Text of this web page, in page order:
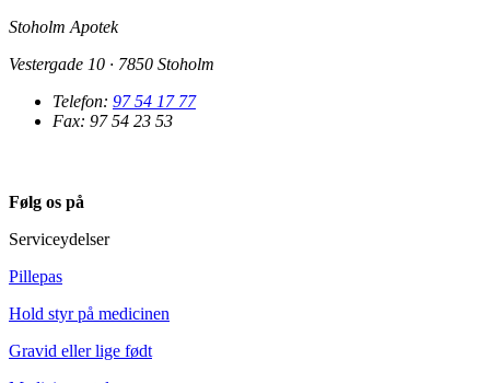
Stoholm Apotek
Vestergade 10 · 7850 Stoholm
Telefon: 97 54 17 77
Fax: 97 54 23 53
Følg os på
Serviceydelser
Pillepas
Hold styr på medicinen
Gravid eller lige født